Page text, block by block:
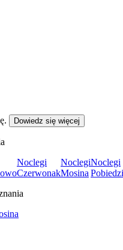
Dowiedz się więcej
Noclegi
Czerwonak
Noclegi
Mosina
Noclegi